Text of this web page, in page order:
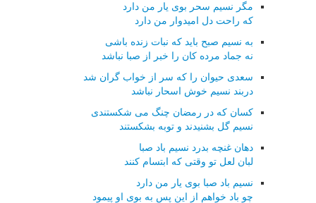
مگر نسیم سحر بوی یار من دارد
که راحت دل امیدوار من دارد
به نسیم صبح باید که نبات زنده باشی
نه جماد مرده کان را خبر از صبا نباشد
سعدی حیوان را که سر از خواب گران شد
دربند نسیم خوش اسحار نباشد
کسان که در رمضان چنگ می شکستندی
نسیم گل بشنیدند و توبه بشکستند
دهان غنچه بدرد نسیم باد صبا
لبان لعل تو وقتی که ابتسام کنند
نسیم باد صبا بوی یار من دارد
چو باد خواهم از این پس به بوی او پیمود